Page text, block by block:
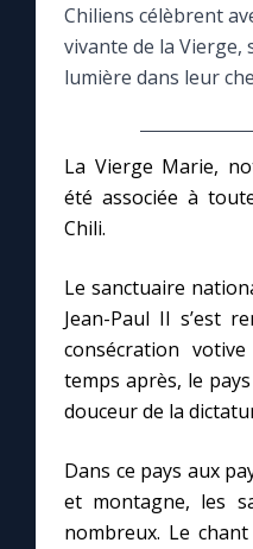
Le compte Tiktok
Le site internet
Prier au quotidien
Avec Thérèse de Lisieux
Les premiers samedis
Chiliens célèbrent
vivante de la Vierge,
lumière dans leur
La Vierge Marie,
été associée à
Chili.
Le sanctuaire
Jean-Paul II s’est
consécration
temps après, le
douceur de la
Dans ce pays aux
et montagne, les
nombreux. Le